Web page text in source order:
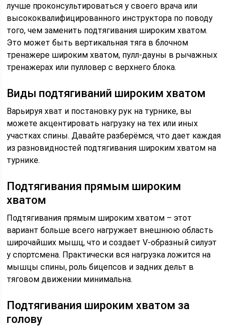
лучше проконсультироваться у своего врача или
высококвалифицированного инструктора по поводу
того, чем заменить подтягивания широким хватом.
Это может быть вертикальная тяга в блочном
тренажере широким хватом, пулл-дауны в рычажных
тренажерах или пулловер с верхнего блока.
Виды подтягиваний широким хватом
Варьируя хват и постановку рук на турнике, вы
можете акцентировать нагрузку на тех или иных
участках спины. Давайте разберёмся, что дает каждая
из разновидностей подтягивания широким хватом на
турнике.
Подтягивания прямым широким
хватом
Подтягивания прямым широким хватом – этот
вариант больше всего нагружает внешнюю область
широчайших мышц, что и создает V-образный силуэт
у спортсмена. Практически вся нагрузка ложится на
мышцы спины, роль бицепсов и задних дельт в
тяговом движении минимальна.
Подтягивания широким хватом за
голову